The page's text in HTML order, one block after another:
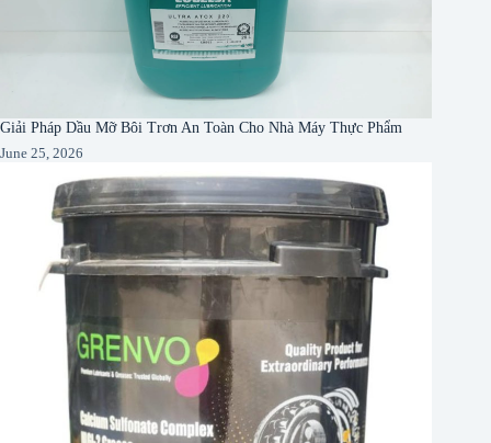
Giải Pháp Dầu Mỡ Bôi Trơn An Toàn Cho Nhà Máy Thực Phẩm
June 25, 2026